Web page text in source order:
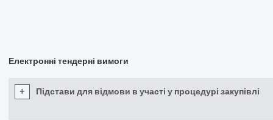
Електронні тендерні вимоги
+ Підстави для відмови в участі у процедурі закупівлі